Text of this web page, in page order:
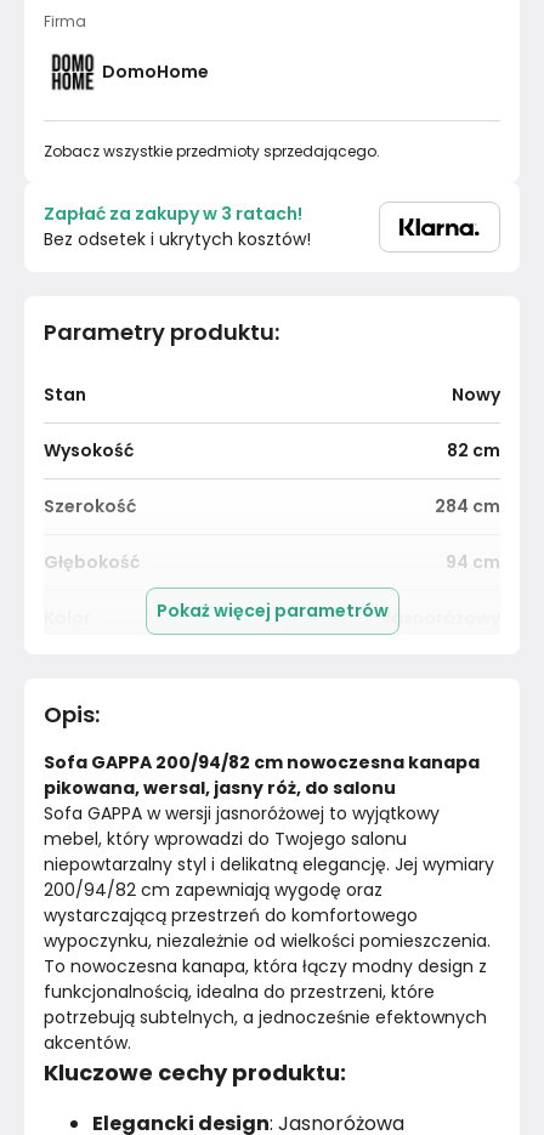
Parametry produktu:
Stan Nowy
Wysokość 82 cm
Szerokość 284 cm
Głębokość 94 cm
Jasnoróżowy
Kolor tkaniny
Kolekcja tkaniny
Rodzaj tkaniny
Wielkość Dwuosobowa
Styl Nowoczesny
Wysokość nóżek 15cm
Pojemnik na pościel
Tapicerowany tył
Pokaż więcej parametrów
Opis:
Sofa GAPPA 200/94/82 cm nowoczesna kanapa
pikowana, wersal, jasny róż, do salonu
Sofa GAPPA w wersji jasnoróżowej to wyjątkowy
mebel, który wprowadzi do Twojego salonu
niepowtarzalny styl i delikatną elegancję. Jej wymiary
200/94/82 cm zapewniają wygodę oraz
wystarczającą przestrzeń do komfortowego
wypoczynku, niezależnie od wielkości pomieszczenia.
To nowoczesna kanapa, która łączy modny design z
funkcjonalnością, idealna do przestrzeni, które
potrzebują subtelnych, a jednocześnie efektownych
akcentów.
Kluczowe cechy produktu:
Elegancki design: Jasnoróżowa
Firma
DomoHome
Zobacz wszystkie przedmioty sprzedającego.
Zapłać za zakupy w 3 ratach!
Bez odsetek i ukrytych kosztów!